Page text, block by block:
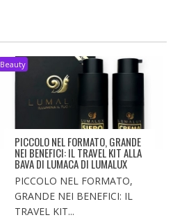
Beauty
PICCOLO NEL FORMATO, GRANDE
NEI BENEFICI: IL TRAVEL KIT ALLA
BAVA DI LUMACA DI LUMALUX
PICCOLO NEL FORMATO,
GRANDE NEI BENEFICI: IL
TRAVEL KIT...